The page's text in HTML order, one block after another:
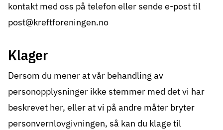
kontakt med oss på telefon eller sende e-post til
post@kreftforeningen.no
Klager
Dersom du mener at vår behandling av
personopplysninger ikke stemmer med det vi har
beskrevet her, eller at vi på andre måter bryter
personvernlovgivningen, så kan du klage til